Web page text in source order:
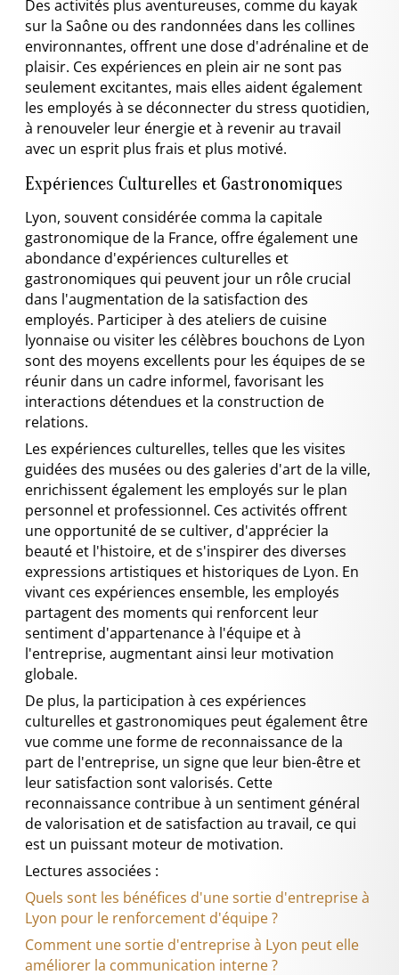
Des activités plus aventureuses, comme du kayak
sur la Saône ou des randonnées dans les collines
environnantes, offrent une dose d'adrénaline et de
plaisir. Ces expériences en plein air ne sont pas
seulement excitantes, mais elles aident également
les employés à se déconnecter du stress quotidien,
à renouveler leur énergie et à revenir au travail
avec un esprit plus frais et plus motivé.
Expériences Culturelles et Gastronomiques
Lyon, souvent considérée comma la capitale
gastronomique de la France, offre également une
abondance d'expériences culturelles et
gastronomiques qui peuvent jour un rôle crucial
dans l'augmentation de la satisfaction des
employés. Participer à des ateliers de cuisine
lyonnaise ou visiter les célèbres bouchons de Lyon
sont des moyens excellents pour les équipes de se
réunir dans un cadre informel, favorisant les
interactions détendues et la construction de
relations.
Les expériences culturelles, telles que les visites
guidées des musées ou des galeries d'art de la ville,
enrichissent également les employés sur le plan
personnel et professionnel. Ces activités offrent
une opportunité de se cultiver, d'apprécier la
beauté et l'histoire, et de s'inspirer des diverses
expressions artistiques et historiques de Lyon. En
vivant ces expériences ensemble, les employés
partagent des moments qui renforcent leur
sentiment d'appartenance à l'équipe et à
l'entreprise, augmentant ainsi leur motivation
globale.
De plus, la participation à ces expériences
culturelles et gastronomiques peut également être
vue comme une forme de reconnaissance de la
part de l'entreprise, un signe que leur bien-être et
leur satisfaction sont valorisés. Cette
reconnaissance contribue à un sentiment général
de valorisation et de satisfaction au travail, ce qui
est un puissant moteur de motivation.
Lectures associées :
Quels sont les bénéfices d'une sortie d'entreprise à
Lyon pour le renforcement d'équipe ?
Comment une sortie d'entreprise à Lyon peut elle
améliorer la communication interne ?